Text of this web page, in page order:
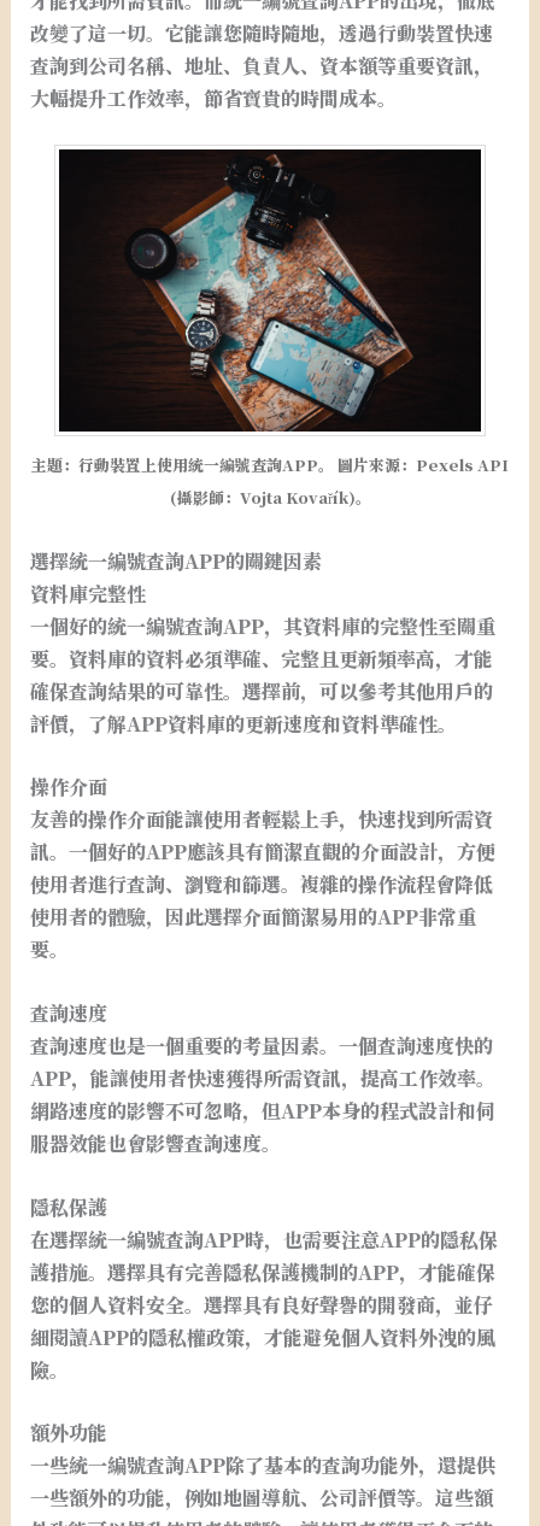
改變了這一切。它能讓您隨時隨地，透過行動裝置快速
查詢到公司名稱、地址、負責人、資本額等重要資訊，
大幅提升工作效率，節省寶貴的時間成本。
主題：行動裝置上使用統一編號查詢APP。 圖片來源：Pexels API
(攝影師：Vojta Kovařík)。
選擇統一編號查詢APP的關鍵因素
資料庫完整性
一個好的統一編號查詢APP，其資料庫的完整性至關重
要。資料庫的資料必須準確、完整且更新頻率高，才能
確保查詢結果的可靠性。選擇前，可以參考其他用戶的
評價，了解APP資料庫的更新速度和資料準確性。
操作介面
友善的操作介面能讓使用者輕鬆上手，快速找到所需資
訊。一個好的APP應該具有簡潔直觀的介面設計，方便
使用者進行查詢、瀏覽和篩選。複雜的操作流程會降低
使用者的體驗，因此選擇介面簡潔易用的APP非常重
要。
查詢速度
查詢速度也是一個重要的考量因素。一個查詢速度快的
APP，能讓使用者快速獲得所需資訊，提高工作效率。
網路速度的影響不可忽略，但APP本身的程式設計和伺
服器效能也會影響查詢速度。
隱私保護
在選擇統一編號查詢APP時，也需要注意APP的隱私保
護措施。選擇具有完善隱私保護機制的APP，才能確保
您的個人資料安全。選擇具有良好聲譽的開發商，並仔
細閱讀APP的隱私權政策，才能避免個人資料外洩的風
險。
額外功能
一些統一編號查詢APP除了基本的查詢功能外，還提供
一些額外的功能，例如地圖導航、公司評價等。這些額